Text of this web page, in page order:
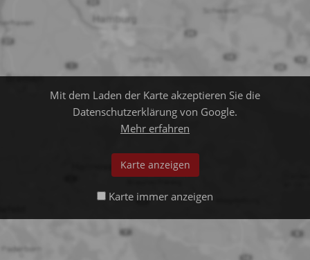
Mit dem Laden der Karte akzeptieren Sie die
Datenschutzerklärung von Google.
Mehr erfahren
Karte anzeigen
Karte immer anzeigen